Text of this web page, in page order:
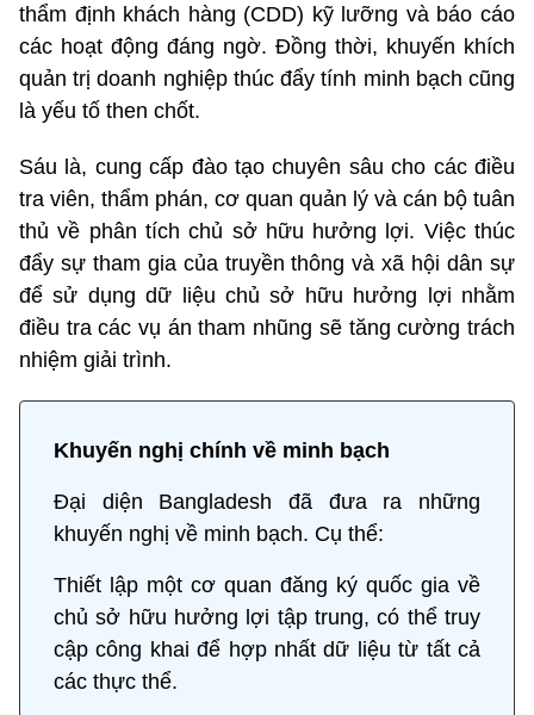
thẩm định khách hàng (CDD) kỹ lưỡng và báo cáo
các hoạt động đáng ngờ. Đồng thời, khuyến khích
quản trị doanh nghiệp thúc đẩy tính minh bạch cũng
là yếu tố then chốt.
Sáu là, cung cấp đào tạo chuyên sâu cho các điều
tra viên, thẩm phán, cơ quan quản lý và cán bộ tuân
thủ về phân tích chủ sở hữu hưởng lợi. Việc thúc
đẩy sự tham gia của truyền thông và xã hội dân sự
để sử dụng dữ liệu chủ sở hữu hưởng lợi nhằm
điều tra các vụ án tham nhũng sẽ tăng cường trách
nhiệm giải trình.
Khuyến nghị chính về minh bạch
Đại diện Bangladesh đã đưa ra những
khuyến nghị về minh bạch. Cụ thể:
Thiết lập một cơ quan đăng ký quốc gia về
chủ sở hữu hưởng lợi tập trung, có thể truy
cập công khai để hợp nhất dữ liệu từ tất cả
các thực thể.